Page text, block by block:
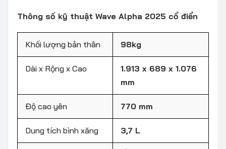
Thông số kỹ thuật Wave Alpha 2025 cổ điển
Khối lượng bản thân 98kg
Dài x Rộng x Cao
1.913 x 689 x 1.076
mm
Độ cao yên 770 mm
Dung tích bình xăng 3,7 L